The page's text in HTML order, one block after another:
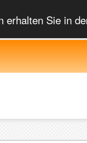
erhalten Sie in